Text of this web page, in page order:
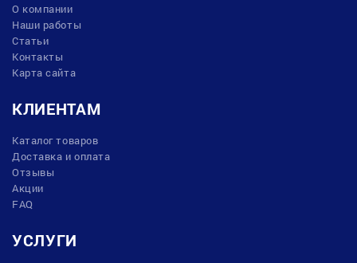
О компании
Наши работы
Статьи
Контакты
Карта сайта
КЛИЕНТАМ
Каталог товаров
Доставка и оплата
Отзывы
Акции
FAQ
УСЛУГИ